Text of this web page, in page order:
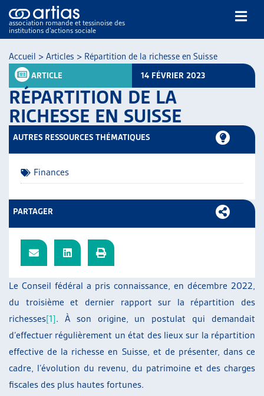
association romande et tessinoise des
institutions d’actions sociale
DOSSIERS DU MOIS
RESSOURCES
GUIDE SOCIAL ROMAND
AUTRES
L’ASSOCIATION
PROJETS ET ACTIVITÉS
JOURNÉES D’AUTOMNE
Accueil > Articles > Répartition de la richesse en Suisse
ARTICLE 14 FÉVRIER 2023
RÉPARTITION DE LA
RICHESSE EN SUISSE
Le Conseil fédéral a pris connaissance, en décembre 2022,
du troisième et dernier rapport sur la répartition des
richesses[1]. À son origine, un postulat qui demandait
d’effectuer régulièrement un état des lieux sur la répartition
effective de la richesse en Suisse, et de présenter, dans ce
cadre, l’évolution du revenu, du patrimoine et des charges
fiscales des plus hautes fortunes.
AUTRES RESSOURCES THÉMATIQUES
Finances
PARTAGER